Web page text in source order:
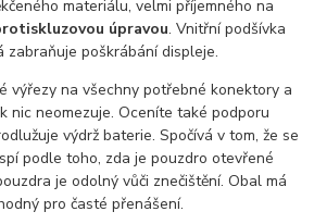
materiálu, velmi příjemného na
úpravou. Vnitřní podšívka
zabraňuje poškrábání displeje.
výřezy na všechny potřebné konektory a
nic neomezuje. Oceníte také podporu
výdrž baterie. Spočívá v tom, že se
podle toho, zda je pouzdro otevřené
je odolný vůči znečištění. Obal má
pro časté přenášení.